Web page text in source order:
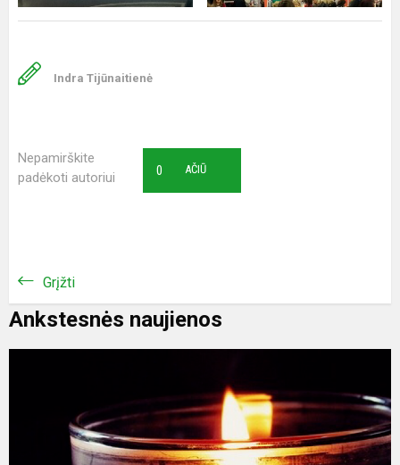
Indra Tijūnaitienė
Nepamirškite
padėkoti autoriui
AČIŪ
0
Grįžti
Ankstesnės naujienos